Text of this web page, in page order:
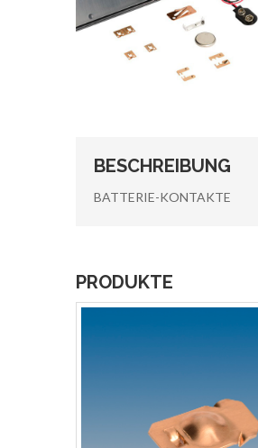
BESCHREIBUNG
BATTERIE-KONTAKTE
PRODUKTE